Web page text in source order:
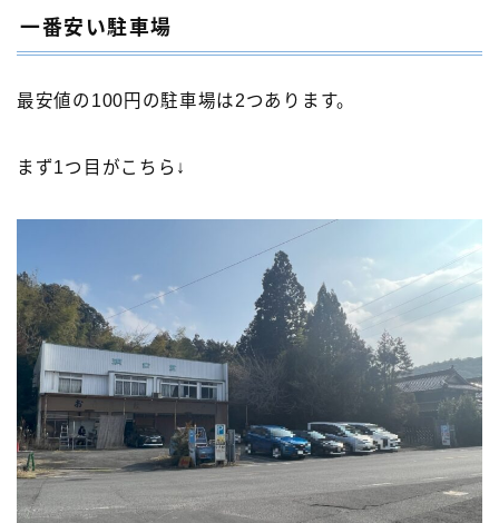
一番安い駐車場
最安値の100円の駐車場は2つあります。
まず1つ目がこちら↓